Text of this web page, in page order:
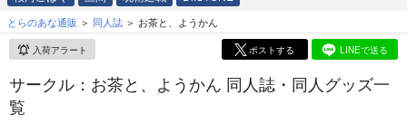
とらのあな通販 同人誌 お茶と、ようかん
入荷アラート ポストする LINEで送る
サークル：お茶と、ようかん 同人誌・同人グッズ一
覧